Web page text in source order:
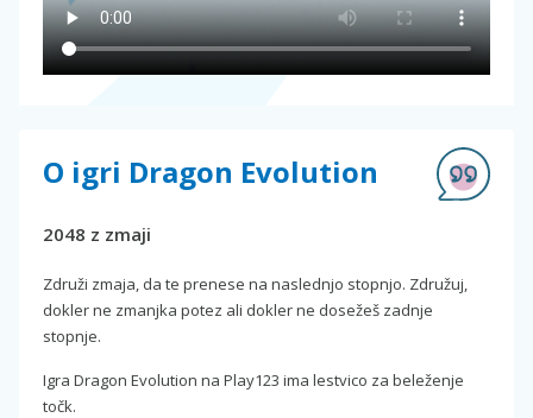
O igri Dragon Evolution
2048 z zmaji
Združi zmaja, da te prenese na naslednjo stopnjo. Združuj,
dokler ne zmanjka potez ali dokler ne dosežeš zadnje
stopnje.
Igra Dragon Evolution na Play123 ima lestvico za beleženje
točk.